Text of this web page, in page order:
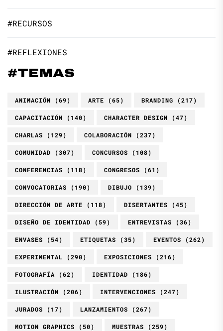
#RECURSOS
#REFLEXIONES
#TEMAS
ANIMACIÓN (69) ARTE (65) BRANDING (217)
CAPACITACIÓN (140) CHARACTER DESIGN (47)
CHARLAS (129) COLABORACIÓN (237)
COMUNIDAD (307) CONCURSOS (108)
CONFERENCIAS (118) CONGRESOS (61)
CONVOCATORIAS (190) DIBUJO (139)
DIRECCIÓN DE ARTE (118) DISERTANTES (45)
DISEÑO DE IDENTIDAD (59) ENTREVISTAS (36)
ENVASES (54) ETIQUETAS (35) EVENTOS (262)
EXPERIMENTAL (290) EXPOSICIONES (216)
FOTOGRAFÍA (62) IDENTIDAD (186)
ILUSTRACIÓN (206) INTERVENCIONES (247)
JURADOS (17) LANZAMIENTOS (267)
MOTION GRAPHICS (50) MUESTRAS (259)